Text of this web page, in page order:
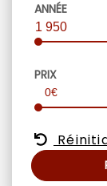
ANNÉE
1 950
PRIX
0€